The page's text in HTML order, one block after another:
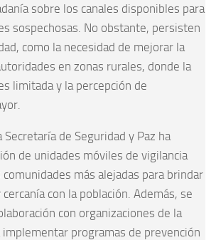
sobre los canales disponibles para
sospechosas. No obstante, persisten
como la necesidad de mejorar la
en zonas rurales, donde la
limitada y la percepción de
de Seguridad y Paz ha
de unidades móviles de vigilancia
más alejadas para brindar
con la población. Además, se
con organizaciones de la
implementar programas de prevención